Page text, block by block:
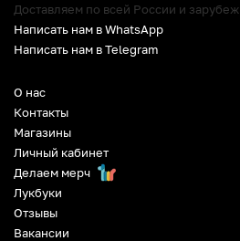
О нас
Контакты
Магазины
Личный кабинет
Делаем мерч
Лукбуки
Отзывы
Вакансии
Доставляем по всей России и зарубеж
Написать нам в WhatsApp
Написать нам в Telegram